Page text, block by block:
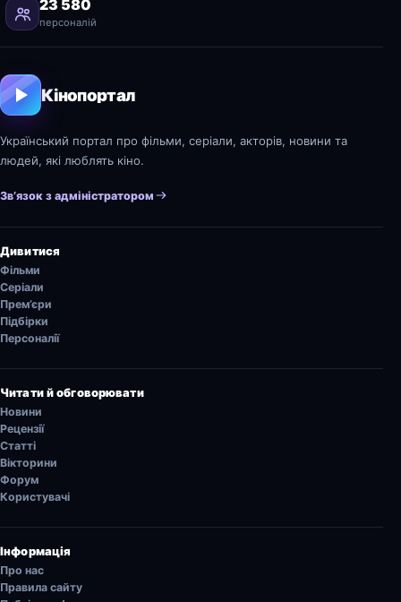
23 580
персоналій
Кінопортал
Український портал про фільми, серіали, акторів, новини та
людей, які люблять кіно.
Зв’язок з адміністратором
Дивитися
Фільми
Серіали
Прем’єри
Підбірки
Персоналії
Читати й обговорювати
Новини
Рецензії
Статті
Вікторини
Форум
Користувачі
Інформація
Про нас
Правила сайту